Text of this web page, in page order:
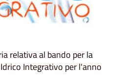
relativa al bando per la
Integrativo per l'anno